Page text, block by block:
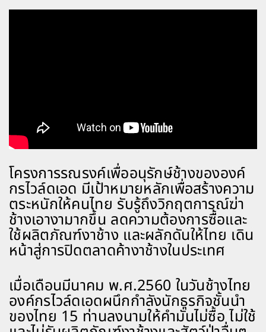
โครงการรณรงค์เพื่ออนุรักษ์ช้างขององค์
กรไวล์ดเอด มีเป้าหมายหลักเพื่อสร้างความ
ตระหนักให้คนไทย รับรู้ถึงวิกฤตการณ์ฆ่า
ช้างเอางามากขึ้น ลดความต้องการซื้อและ
ใช้ผลิตภัณฑ์งาช้าง และผลักดันให้ไทย เดิน
หน้าสู่การปิดตลาดค้างาช้างในประเทศ
เมื่อเดือนมีนาคม พ.ศ.2560 ในวันช้างไทย
องค์กรไวล์ดเอดผนึกกำลังนักธุรกิจชั้นนำ
ของไทย 15 ท่านลงนามให้คำมั่นไม่ซื้อ ไม่ใช้